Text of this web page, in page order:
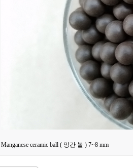
Manganese ceramic ball ( 망간 볼 ) 7~8 mm